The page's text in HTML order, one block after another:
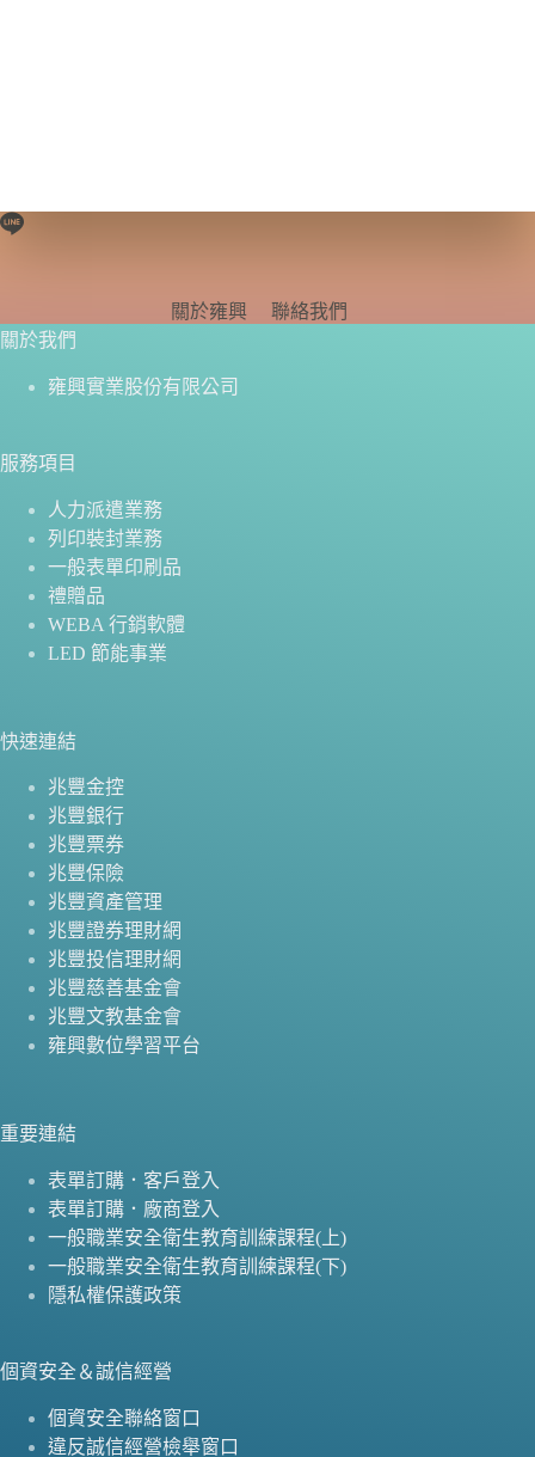
關於雍興
聯絡我們
關於我們
雍興實業股份有限公司
服務項目
人力派遣業務
列印裝封業務
一般表單印刷品
禮贈品
WEBA 行銷軟體
LED 節能事業
快速連結
兆豐金控
兆豐銀行
兆豐票券
兆豐保險
兆豐資產管理
兆豐證券理財網
兆豐投信理財網
兆豐慈善基金會
兆豐文教基金會
雍興數位學習平台
重要連結
表單訂購．客戶登入
表單訂購．廠商登入
一般職業安全衛生教育訓練課程(上)
一般職業安全衛生教育訓練課程(下)
隱私權保護政策
個資安全＆誠信經營
個資安全聯絡窗口
違反誠信經營檢舉窗口